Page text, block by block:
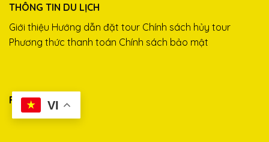
THÔNG TIN DU LỊCH
Giới thiệu Hướng dẫn đặt tour Chính sách hủy tour
Phương thức thanh toán Chính sách bảo mật
FANPAGEVI